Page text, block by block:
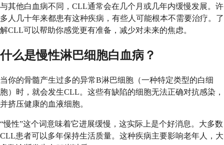
与其他白血病不同，CLL通常会在几个月或几年内缓慢发展。许
多人几十年来都患有这种疾病，有些人可能根本不需要治疗。了
解CLL可以帮助你感觉更有准备，减少对未来的焦虑。
什么是慢性淋巴细胞白血病？
当你的骨髓产生过多的异常B淋巴细胞（一种特定类型的白细
胞）时，就会发生CLL。这些有缺陷的细胞无法正确对抗感染，
并挤压健康的血液细胞。
“慢性”这个词意味着它进展缓慢，这实际上是个好消息。大多数
CLL患者可以多年保持生活质量。这种疾病主要影响老年人，大